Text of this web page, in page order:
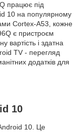
працює під
10 на популярному
Cortex-A53, кожне
є пристроєм
вартість і здатна
TV - перегляд
додатків для
10
10. Це